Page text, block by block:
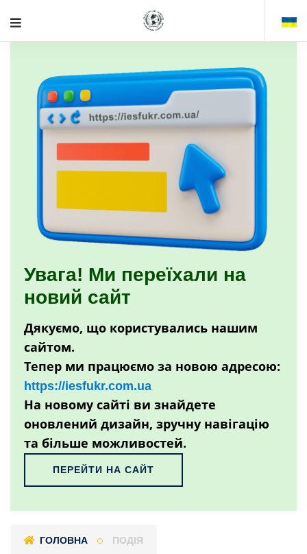
Увага! Ми переїхали на
новий сайт
Дякуємо, що користувались нашим
сайтом.
Тепер ми працюємо за новою адресою:
https://iesfukr.com.ua
На новому сайті ви знайдете
оновлений дизайн, зручну навігацію
та більше можливостей.
ПЕРЕЙТИ НА САЙТ
ГОЛОВНА ПОДІЯ